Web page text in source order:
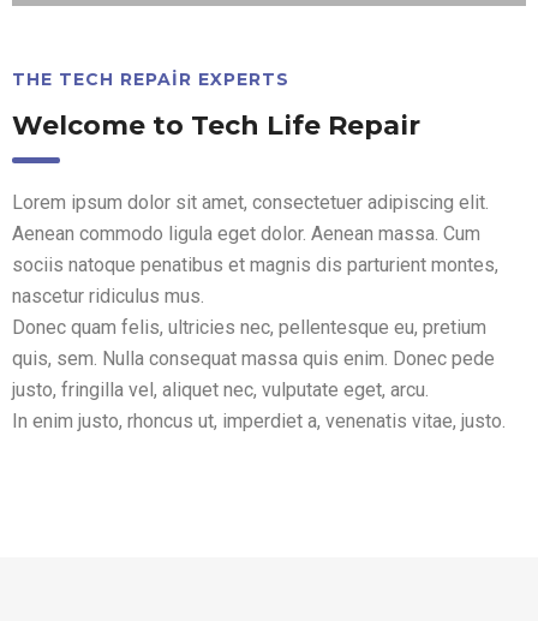
THE TECH REPAIR EXPERTS
Welcome to Tech Life Repair
Lorem ipsum dolor sit amet, consectetuer adipiscing elit.
Aenean commodo ligula eget dolor. Aenean massa. Cum
sociis natoque penatibus et magnis dis parturient montes,
nascetur ridiculus mus.
Donec quam felis, ultricies nec, pellentesque eu, pretium
quis, sem. Nulla consequat massa quis enim. Donec pede
justo, fringilla vel, aliquet nec, vulputate eget, arcu.
In enim justo, rhoncus ut, imperdiet a, venenatis vitae, justo.